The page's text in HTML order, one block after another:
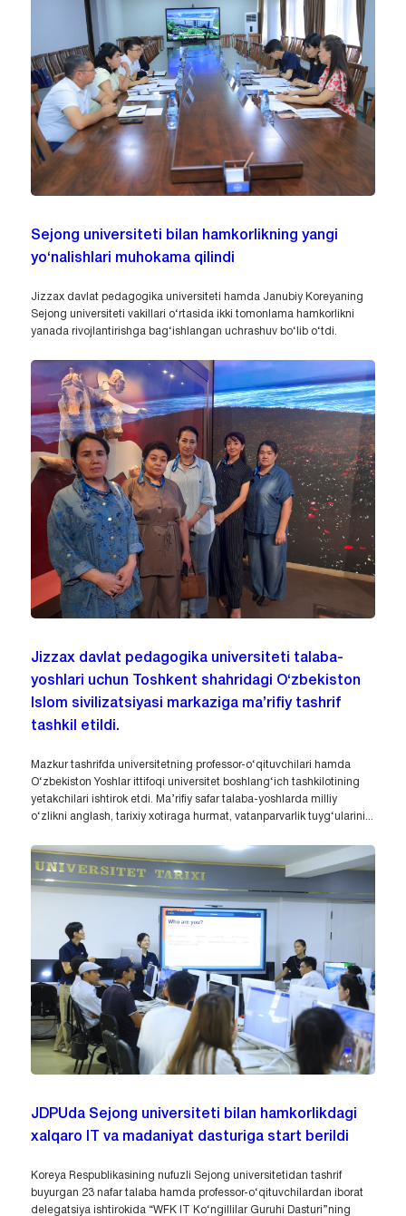
Sejong universiteti bilan hamkorlikning yangi
yo‘nalishlari muhokama qilindi
Jizzax davlat pedagogika universiteti hamda Janubiy Koreyaning
Sejong universiteti vakillari o‘rtasida ikki tomonlama hamkorlikni
yanada rivojlantirishga bag‘ishlangan uchrashuv bo‘lib o‘tdi.
Jizzax davlat pedagogika universiteti talaba-
yoshlari uchun Toshkent shahridagi O‘zbekiston
Islom sivilizatsiyasi markaziga ma’rifiy tashrif
tashkil etildi.
Mazkur tashrifda universitetning professor-o‘qituvchilari hamda
O‘zbekiston Yoshlar ittifoqi universitet boshlang‘ich tashkilotining
yetakchilari ishtirok etdi. Ma’rifiy safar talaba-yoshlarda milliy
o‘zlikni anglash, tarixiy xotiraga hurmat, vatanparvarlik tuyg‘ularini...
JDPUda Sejong universiteti bilan hamkorlikdagi
xalqaro IT va madaniyat dasturiga start berildi
Koreya Respublikasining nufuzli Sejong universitetidan tashrif
buyurgan 23 nafar talaba hamda professor-o‘qituvchilardan iborat
delegatsiya ishtirokida “WFK IT Ko‘ngillilar Guruhi Dasturi”ning